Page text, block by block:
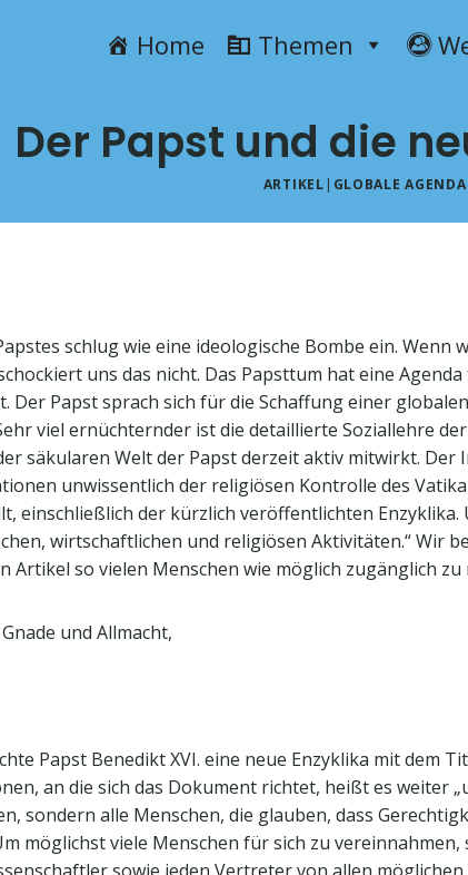
Home Themen
Der Papst und die
ARTIKEL | GLOBALE
schlug wie eine ideologische Bombe ein.
uns das nicht. Das Papsttum hat eine
Der Papst sprach sich für die Schaffung einer
viel ernüchternder ist die detaillierte Soziallehre
säkularen Welt der Papst derzeit aktiv mitwirkt.
unwissentlich der religiösen Kontrolle des
einschließlich der kürzlich veröffentlichten
wirtschaftlichen und religiösen Aktivitäten.“ Wir
Artikel so vielen Menschen wie möglich zugänglich zu
und Allmacht,
Papst Benedikt XVI. eine neue Enzyklika mit dem
an die sich das Dokument richtet, heißt es weiter
sondern alle Menschen, die glauben, dass
möglichst viele Menschen für sich zu